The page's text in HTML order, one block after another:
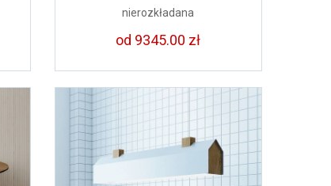
nierozkładana
od 9345.00 zł